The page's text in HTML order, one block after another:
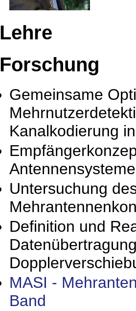
Lehre
Forschung
Gemeinsame
Kanalkodierung
Antennensysteme
Untersuchung
Definition und
MASI -
Band